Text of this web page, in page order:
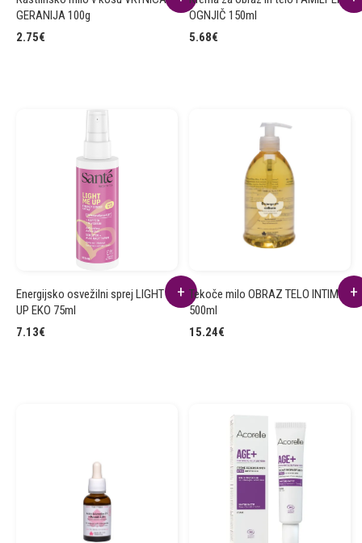
GERANIJA 100g
2.75€
OGNJIČ 150ml
5.68€
Energijsko osvežilni sprej LIGHT ME
UP EKO 75ml
7.13€
Tekoče milo OBRAZ TELO INTIMA
500ml
15.24€